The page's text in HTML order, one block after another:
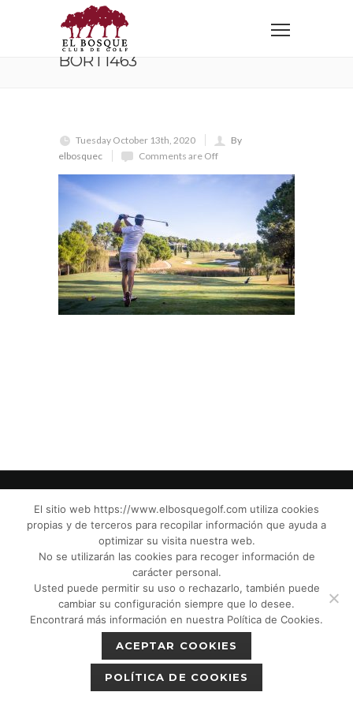
Home BORT1463
BORT1463
Tuesday October 13th, 2020
By
elbosquec
Comments are Off
© El Bosque Golf Club |Legal Notice|
Privacy Policy|Cookies Policy|Política de
devoluciones|Tic Camaras
Protection CPM”|
El sitio web https://www.elbosquegolf.com utiliza cookies
propias y de terceros para recopilar información que ayuda a
optimizar su visita nuestra web.
No se utilizarán las cookies para recoger información de
carácter personal.
Usted puede permitir su uso o rechazarlo, también puede
cambiar su configuración siempre que lo desee.
Encontrará más información en nuestra Política de Cookies.
ACEPTAR COOKIES
POLÍTICA DE COOKIES